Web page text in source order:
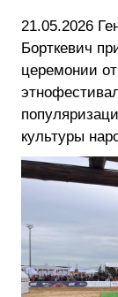
21.05.2026
Борткевич
церемонии
культуры